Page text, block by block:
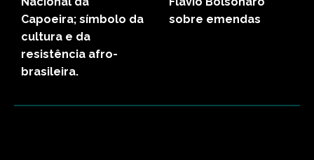
Capoeira; símbolo da
cultura e da
resistência afro-
brasileira.
sobre emendas